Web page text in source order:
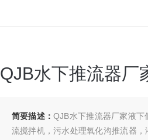
QJB水下推流器厂
简要描述：QJB水下推流器厂家液
流搅拌机，污水处理氧化沟推流器